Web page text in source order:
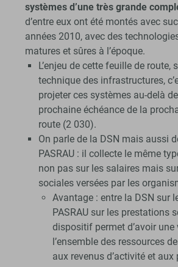
systèmes d’une très grande
d’entre eux ont été montés avec
années 2010, avec des
matures et sûres à l’époque.
L’enjeu de cette feuille de route,
technique des infrastructures,
projeter ces systèmes au-delà
prochaine échéance de la
route (2 030).
On parle de la DSN mais aussi
PASRAU : il collecte le même
non pas sur les salaires mais
sociales versées par les
Avantage : entre la DSN sur
PASRAU sur les prestations
dispositif permet d’avoir une
l’ensemble des ressources
aux revenus d’activité et